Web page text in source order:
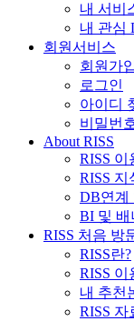
내 서비
내 관심
회원서비스
회원가
로그인
아이디
비밀번
About RISS
RISS 이
RISS 지
DB연계
BI 및 배
RISS 처음 방
RISS란?
RISS 이
내 추천
RISS 자